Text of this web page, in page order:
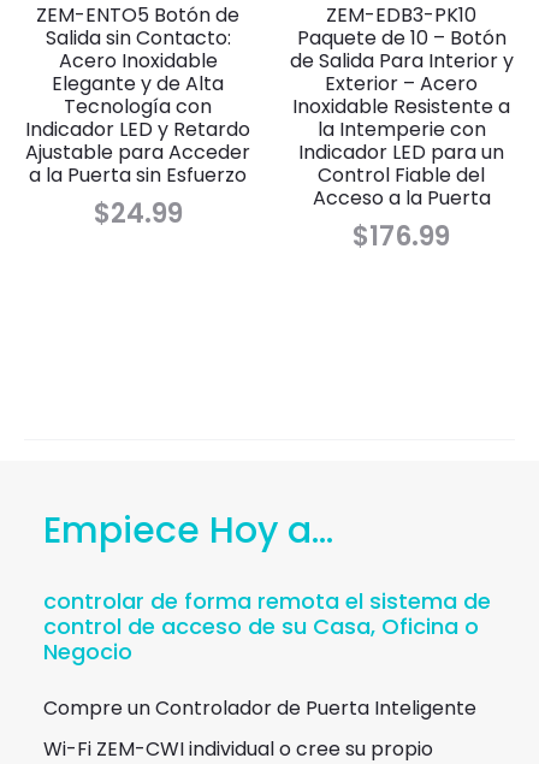
ZEM-ENTO5 Botón de
Salida sin Contacto:
Acero Inoxidable
Elegante y de Alta
Tecnología con
Indicador LED y Retardo
Ajustable para Acceder
a la Puerta sin Esfuerzo
$24.99
ZEM-EDB3-PK10
Paquete de 10 – Botón
de Salida Para Interior y
Exterior – Acero
Inoxidable Resistente a
la Intemperie con
Indicador LED para un
Control Fiable del
Acceso a la Puerta
$176.99
Empiece Hoy a...
controlar de forma remota el sistema de
control de acceso de su Casa, Oficina o
Negocio
Compre un Controlador de Puerta Inteligente
Wi-Fi ZEM-CWI individual o cree su propio